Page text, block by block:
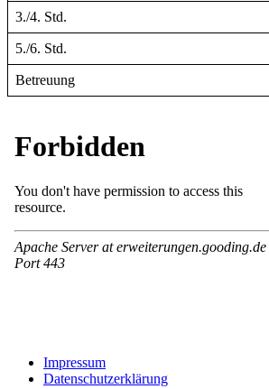
3./4. Std.
5./6. Std.
Betreuung
Impressum
Datenschutzerklärung